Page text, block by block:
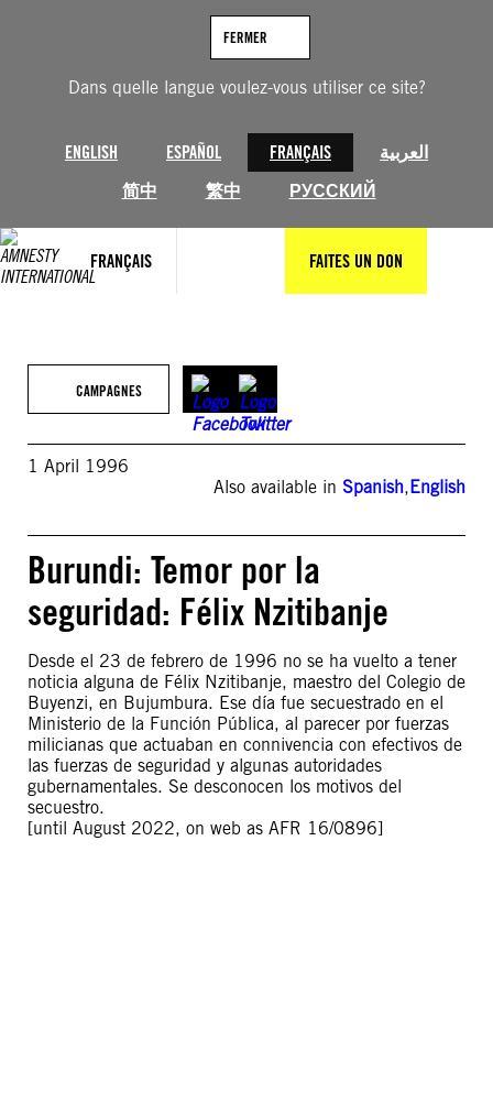
Dans quelle langue voulez-vous utiliser ce site?
ENGLISH ESPAÑOL FRANÇAIS
العربية
简中
繁中 РУССКИЙ
FERMER
FRANÇAIS FAITES UN DON
CAMPAGNES
1 April 1996
Also available in Spanish,English
Burundi: Temor por la
seguridad: Félix Nzitibanje
Desde el 23 de febrero de 1996 no se ha vuelto a tener
noticia alguna de Félix Nzitibanje, maestro del Colegio de
Buyenzi, en Bujumbura. Ese día fue secuestrado en el
Ministerio de la Función Pública, al parecer por fuerzas
milicianas que actuaban en connivencia con efectivos de
las fuerzas de seguridad y algunas autoridades
gubernamentales. Se desconocen los motivos del
secuestro.
[until August 2022, on web as AFR 16/0896]